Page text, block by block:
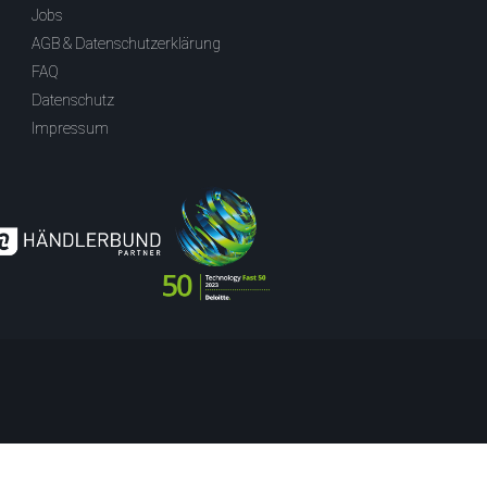
Jobs
AGB & Datenschutzerklärung
FAQ
Datenschutz
Impressum